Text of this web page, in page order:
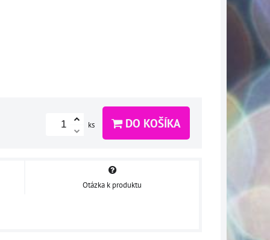
ks DO KOŠÍKA
Otázka k produktu